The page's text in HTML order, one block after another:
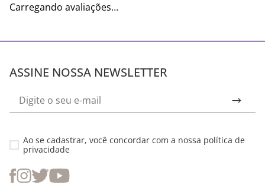
Carregando avaliações…
ASSINE NOSSA NEWSLETTER
Ao se cadastrar, você concordar com a nossa política de
privacidade